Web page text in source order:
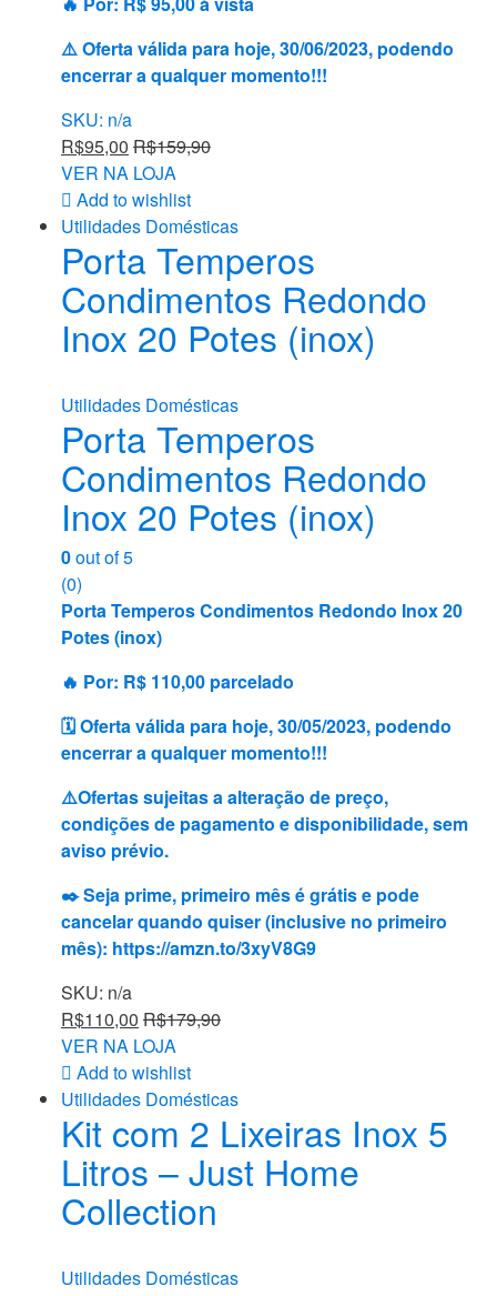
⚠️ Oferta válida para hoje, 30/06/2023, podendo
encerrar a qualquer momento!!!
SKU: n/a
R$95,00 R$159,90
VER NA LOJA
Add to wishlist
Utilidades Domésticas
Porta Temperos
Condimentos Redondo
Inox 20 Potes (inox)
Utilidades Domésticas
Porta Temperos
Condimentos Redondo
Inox 20 Potes (inox)
0out of 5
(0)
Porta Temperos Condimentos Redondo Inox 20
Potes (inox)
🔥 Por: R$ 110,00 parcelado
🗓 Oferta válida para hoje, 30/05/2023, podendo
encerrar a qualquer momento!!!
⚠️Ofertas sujeitas a alteração de preço,
condições de pagamento e disponibilidade, sem
aviso prévio.
✒️ Seja prime, primeiro mês é grátis e pode
cancelar quando quiser (inclusive no primeiro
mês): https://amzn.to/3xyV8G9
SKU: n/a
R$110,00 R$179,90
VER NA LOJA
Add to wishlist
Utilidades Domésticas
Kit com 2 Lixeiras Inox 5
Litros – Just Home
Collection
Utilidades Domésticas